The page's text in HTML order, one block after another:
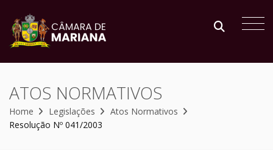
ATOS NORMATIVOS
Home Legislações
Atos Normativos
Resolução Nº 041/2003